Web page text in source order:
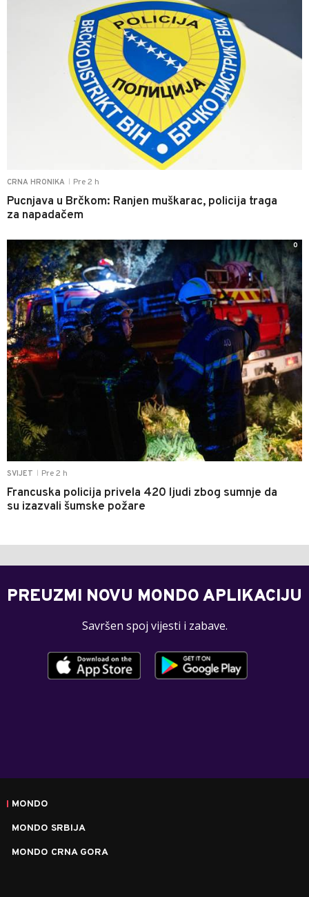
CRNA HRONIKA Pre 2 h
Pucnjava u Brčkom: Ranjen muškarac, policija traga
za napadačem
SVIJET Pre 2 h
Francuska policija privela 420 ljudi zbog sumnje da
su izazvali šumske požare
0
PREUZMI NOVU MONDO APLIKACIJU
Savršen spoj vijesti i zabave.
MONDO
MONDO SRBIJA
MONDO CRNA GORA